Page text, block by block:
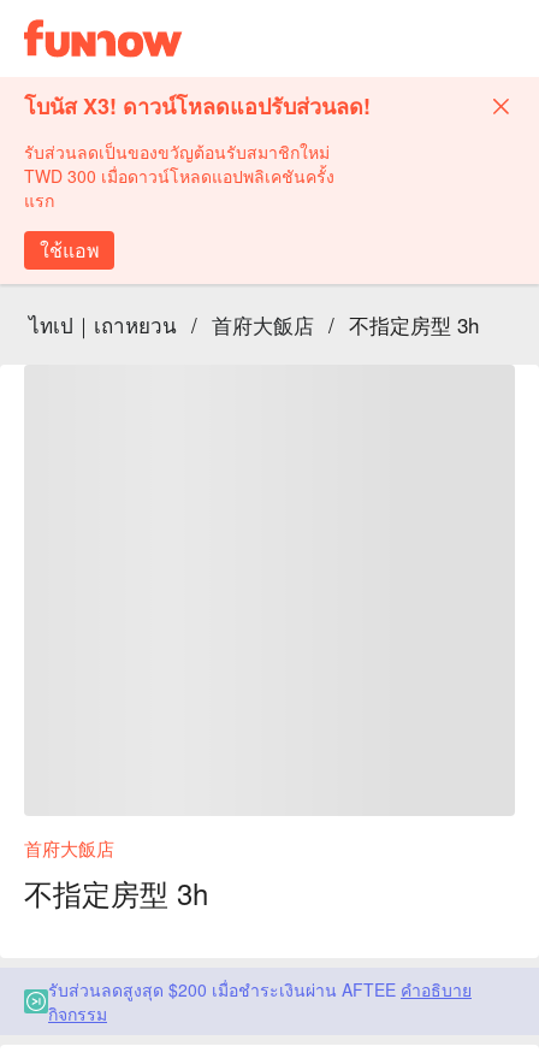
โบนัส X3! ดาวน์โหลดแอปรับส่วนลด!
รับส่วนลดเป็นของขวัญต้อนรับสมาชิกใหม่
TWD 300 เมื่อดาวน์โหลดแอปพลิเคชันครั้ง
แรก
ใช้แอพ
ไทเป｜เถาหยวน / 首府大飯店 / 不指定房型 3h
首府大飯店
不指定房型 3h
รับส่วนลดสูงสุด $200 เมื่อชำระเงินผ่าน AFTEE คำอธิบาย
กิจกรรม